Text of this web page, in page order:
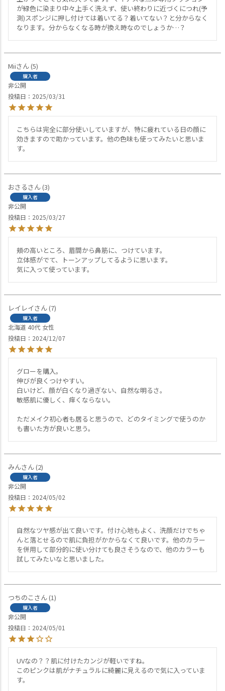
が緑色に染まり中々上手く洗えず、使い終わりに近づくにつれ(予
測)スポンジに押し付けては着いてる？着いてない？と分からなく
なります。分からなくなる時が換え時なのでしょうか…？
Mii 5
購入者
非公開
投稿日
2025/03/31
こちらは完全に部分使いしていますが、特に疲れている日の顔に
効きますので助かっています。他の色味も使ってみたいと思いま
す。
おさる 3
購入者
非公開
投稿日
2025/03/27
頬の高いところ、眉間から鼻筋に、つけています。
立体感がでて、トーンアップしてるように思います。
レイレイ 7
購入者
北海道 40代 女性
投稿日
2024/12/07
グローを購入。
伸びが良くつけやすい。
白いけど、顔が白くなり過ぎない、自然な明るさ。
敏感肌に優しく、痒くならない。
ただメイク初心者も居ると思うので、どのタイミングで使うのか
も書いた方が良いと思う。
みん 2
購入者
非公開
投稿日
2024/05/02
自然なツヤ感が出て良いです。付け心地もよく、洗顔だけでちゃ
んと落とせるので肌に負担がかからなくて良いです。他のカラー
を併用して部分的に使い分けても良さそうなので、他のカラーも
試してみたいなと思いました。
つちのこ 1
購入者
非公開
投稿日
2024/05/01
UVなの？？肌に付けたカンジが軽いですね。
このピンクは肌がナチュラルに綺麗に見えるので気に入っていま
す。